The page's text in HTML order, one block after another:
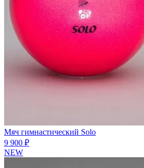
Мяч гимнастический Solo
9 900 ₽
NEW